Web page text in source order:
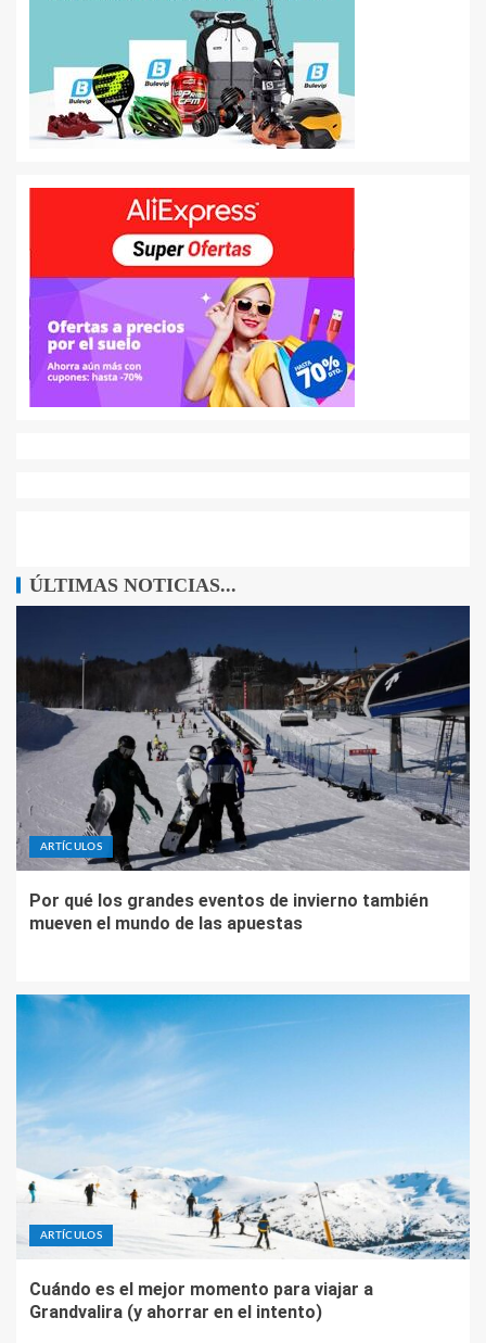
ÚLTIMAS NOTICIAS...
ARTÍCULOS
Por qué los grandes eventos de invierno también
mueven el mundo de las apuestas
ARTÍCULOS
Cuándo es el mejor momento para viajar a
Grandvalira (y ahorrar en el intento)